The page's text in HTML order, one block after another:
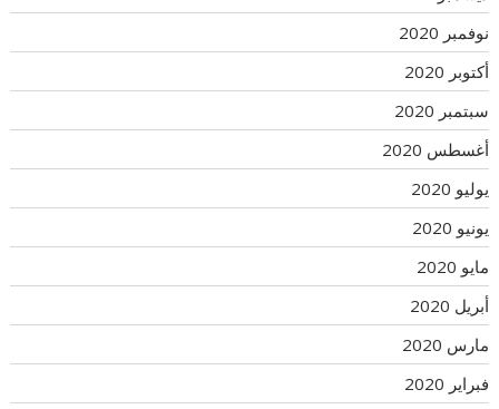
نوفمبر 2020
أكتوبر 2020
سبتمبر 2020
أغسطس 2020
يوليو 2020
يونيو 2020
مايو 2020
أبريل 2020
مارس 2020
فبراير 2020